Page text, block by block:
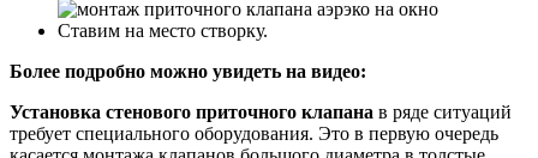
Ставим на место створку.
Более подробно можно увидеть на видео:
Установка стенового приточного клапана в ряде ситуаций
требует специального оборудования. Это в первую очередь